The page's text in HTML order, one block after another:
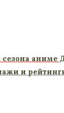
сезона
и